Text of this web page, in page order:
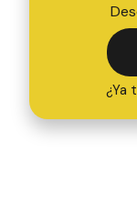
¿Ya